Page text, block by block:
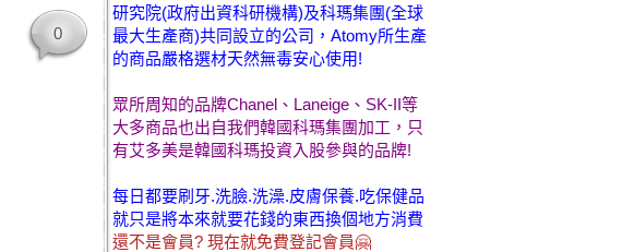
0
研究院(政府出資科研機構)及科瑪集團(全球
最大生產商)共同設立的公司，Atomy所生產
的商品嚴格選材天然無毒安心使用!
眾所周知的品牌Chanel、Laneige、SK-II等
大多商品也出自我們韓國科瑪集團加工，只
有艾多美是韓國科瑪投資入股參與的品牌!
每日都要刷牙.洗臉.洗澡.皮膚保養.吃保健品
就只是將本來就要花錢的東西換個地方消費
還不是會員? 現在就免費登記會員🤗